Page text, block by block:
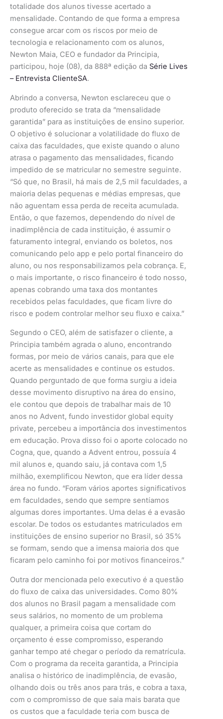
totalidade dos alunos tivesse acertado a
mensalidade. Contando de que forma a empresa
consegue arcar com os riscos por meio de
tecnologia e relacionamento com os alunos,
Newton Maia, CEO e fundador da Principia,
participou, hoje (08), da 888ª edição da Série Lives
– Entrevista ClienteSA.
Abrindo a conversa, Newton esclareceu que o
produto oferecido se trata da “mensalidade
garantida” para as instituições de ensino superior.
O objetivo é solucionar a volatilidade do fluxo de
caixa das faculdades, que existe quando o aluno
atrasa o pagamento das mensalidades, ficando
impedido de se matricular no semestre seguinte.
“Só que, no Brasil, há mais de 2,5 mil faculdades, a
maioria delas pequenas e médias empresas, que
não aguentam essa perda de receita acumulada.
Então, o que fazemos, dependendo do nível de
inadimplência de cada instituição, é assumir o
faturamento integral, enviando os boletos, nos
comunicando pelo app e pelo portal financeiro do
aluno, ou nos responsabilizamos pela cobrança. E,
o mais importante, o risco financeiro é todo nosso,
apenas cobrando uma taxa dos montantes
recebidos pelas faculdades, que ficam livre do
risco e podem controlar melhor seu fluxo e caixa.”
Segundo o CEO, além de satisfazer o cliente, a
Principia também agrada o aluno, encontrando
formas, por meio de vários canais, para que ele
acerte as mensalidades e continue os estudos.
Quando perguntado de que forma surgiu a ideia
desse movimento disruptivo na área do ensino,
ele contou que depois de trabalhar mais de 10
anos no Advent, fundo investidor global equity
private, percebeu a importância dos investimentos
em educação. Prova disso foi o aporte colocado no
Cogna, que, quando a Advent entrou, possuía 4
mil alunos e, quando saiu, já contava com 1,5
milhão, exemplificou Newton, que era líder dessa
área no fundo. “Foram vários aportes significativos
em faculdades, sendo que sempre sentíamos
algumas dores importantes. Uma delas é a evasão
escolar. De todos os estudantes matriculados em
instituições de ensino superior no Brasil, só 35%
se formam, sendo que a imensa maioria dos que
ficaram pelo caminho foi por motivos financeiros.”
Outra dor mencionada pelo executivo é a questão
do fluxo de caixa das universidades. Como 80%
dos alunos no Brasil pagam a mensalidade com
seus salários, no momento de um problema
qualquer, a primeira coisa que cortam do
orçamento é esse compromisso, esperando
ganhar tempo até chegar o período da rematrícula.
Com o programa da receita garantida, a Principia
analisa o histórico de inadimplência, de evasão,
olhando dois ou três anos para trás, e cobra a taxa,
com o compromisso de que saia mais barata que
os custos que a faculdade teria com busca de